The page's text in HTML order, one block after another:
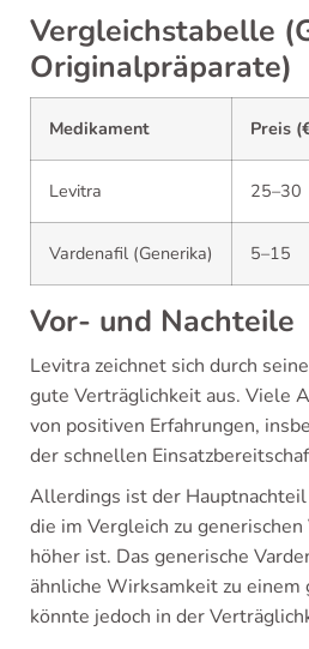
Vergleichstabelle
Originalpräparate)
Medikament Preis
Levitra 25–30
Vardenafil (Generika) 5–15
Vor- und Nachteile
Levitra zeichnet sich durch
gute Verträglichkeit aus. Viele
von positiven Erfahrungen,
der schnellen
Allerdings ist der
die im Vergleich zu
höher ist. Das generische
ähnliche Wirksamkeit zu einem
könnte jedoch in der